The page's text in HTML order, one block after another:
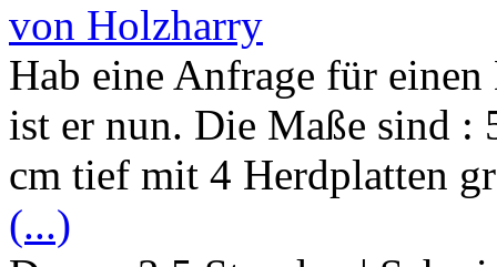
von Holzharry
Hab eine Anfrage für
ist er nun. Die Maße sind :
cm tief mit 4 Herdplatten
(...)